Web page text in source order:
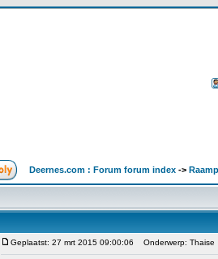
Deernes.com : Forum forum index ->
Geplaatst: 27 mrt 2015 09:00:06 Onderwerp: Thaise